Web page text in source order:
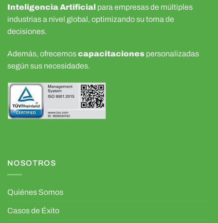
Inteligencia Artificial para empresas de múltiples
industrias a nivel global, optimizando su toma de
decisiones.
Además, ofrecemoscapacitaciones personalizadas
según sus necesidades.
NOSOTROS
Quiénes Somos
Casos de Éxito